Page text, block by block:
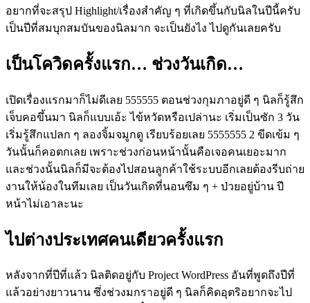
อยากที่จะสรุป Highlight/เรื่องสำคัญ ๆ ที่เกิดขึ้นกับนิลในปีนี้ครับ
เป็นปีที่สมบุกสมบันของนิลมาก จะเป็นยังไง ไปดูกันเลยครับ
เป็นโควิดครั้งแรก… ช่วงวันเกิด…
เปิดเรื่องแรกมาก็ไม่ดีเลย 555555 ตอนช่วงกุมภาอยู่ดี ๆ นิลก็รู้สึก
เจ็บคอขึ้นมา นิลก็แบบเอ้ะ ไข้หวัดหรือเปล่านะ เริ่มเป็นซัก 3 วัน
เริ่มรู้สึกแปลก ๆ ลองจิ้มจมูกดู เรียบร้อยเลย 5555555 2 ขีดเข้ม ๆ
วันนั้นก็คอตกเลย เพราะช่วงก่อนหน้านั้นคือเจอคนเยอะมาก
และช่วงนั้นนิลก็มีจะต้องไปสอนลูกค้าใช้ระบบอีกเลยต้องรีบถ่าย
งานให้น้องในทีมเลย เป็นวันเกิดที่นอนซึม ๆ + ป่วยอยู่บ้าน ปี
หน้าไม่เอาละนะ
ไปต่างประเทศคนเดียวครั้งแรก
หลังจากที่ปีที่แล้ว นิลติดอยู่กับ Project WordPress อันที่พูดถึงปีที่
แล้วอย่างยาวนาน ซึ่งช่วงมกราอยู่ดี ๆ นิลก็คิดอุตริอยากจะไป